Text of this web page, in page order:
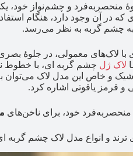
منحصربه‌فرد و چشم‌نواز خود،
که در آن وجود دارد، هنگام
به چشم گربه به نظر می‌رسد.
با لاک‌های معمولی، در جلوهٔ
لاک ژل چشم گربه‌ ای، با خطوط
و خاص این مدل لاک می‌توان
قرمز یاقوتی اشاره کرد.
خود، برای ناخن‌های
و انواع مدل لاک چشم گربه‌